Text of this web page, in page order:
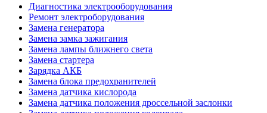
Диагностика электрооборудования
Ремонт электроборудования
Замена генератора
Замена замка зажигания
Замена лампы ближнего света
Замена стартера
Зарядка АКБ
Замена блока предохранителей
Замена датчика кислорода
Замена датчика положения дроссельной заслонки